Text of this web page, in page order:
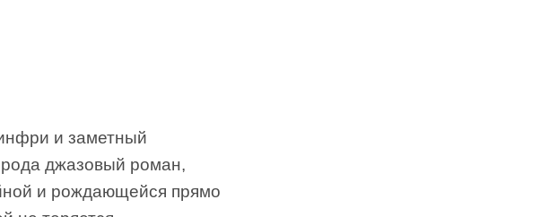
и заметный
джазовый роман,
и рождающейся прямо